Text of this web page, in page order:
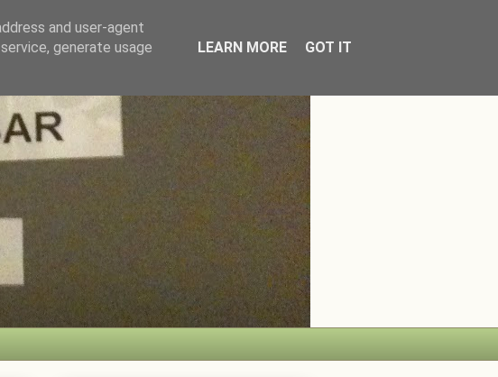
and user-agent
generate usage
LEARN MORE GOT IT